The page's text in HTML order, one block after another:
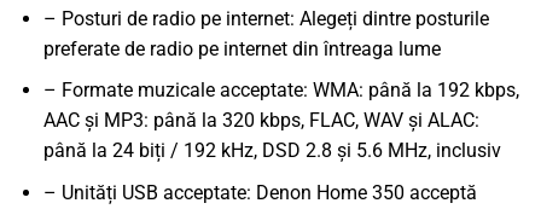
– Posturi de radio pe internet: Alegeți dintre posturile
preferate de radio pe internet din întreaga lume
– Formate muzicale acceptate: WMA: până la 192 kbps,
AAC și MP3: până la 320 kbps, FLAC, WAV și ALAC:
până la 24 biți / 192 kHz, DSD 2.8 și 5.6 MHz, inclusiv
– Unități USB acceptate: Denon Home 350 acceptă